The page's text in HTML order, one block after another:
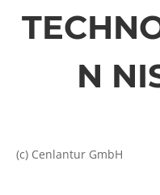
N
(c) Cenlantur GmbH